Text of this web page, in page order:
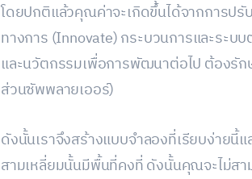
โดยปกติแล้วคุณค่าจะเกิดขึ้นได้จากการป
ทางการ (Innovate) กระบวนการและระ
และนวัตกรรมเพื่อการพัฒนาต่อไป ต้องรั
ส่วนซัพพลายเออร์)
ดังนั้นเราจึงสร้างแบบจำลองที่เรียบง่ายนี้
สามเหลี่ยมนั้นมีพื้นที่คงที่ ดังนั้นคุณจะไม่สา